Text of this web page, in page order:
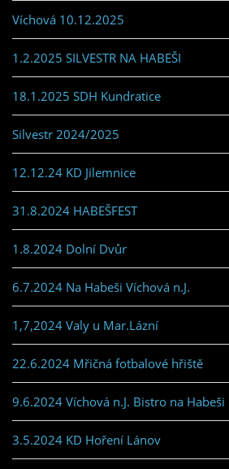
Víchová 10.12.2025
1.2.2025 SILVESTR NA HABEŠI
18.1.2025 SDH Kundratice
Silvestr 2024/2025
12.12.24 KD Jilemnice
31.8.2024 HABEŠFEST
1.8.2024 Dolní Dvůr
6.7.2024 Na Habeši Víchová n.J.
1,7,2024 Valy u Mar.Lázní
22.6.2024 Mřičná fotbalové hřiště
9.6.2024 Víchová n.J. Bistro na Habeši
3.5.2024 KD Hoření Lánov